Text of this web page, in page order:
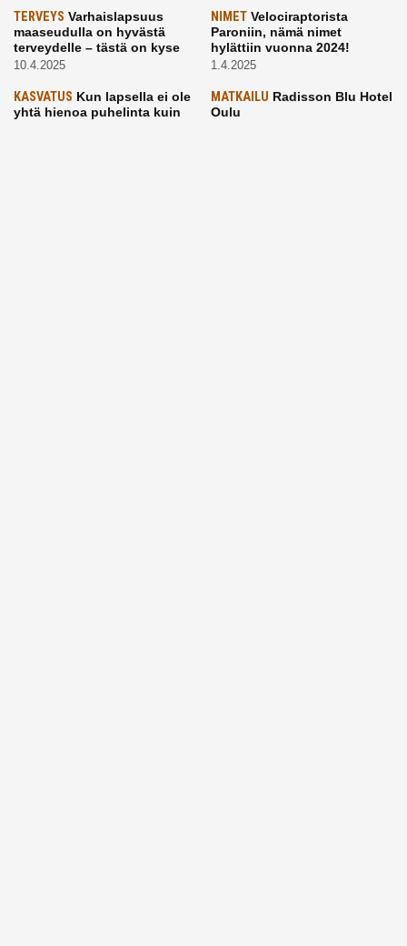
TERVEYS Varhaislapsuus
maaseudulla on hyvästä
terveydelle – tästä on kyse
10.4.2025
NIMETVelociraptorista
Paroniin, nämä nimet
hylättiin vuonna 2024!
1.4.2025
KASVATUS Kun lapsella ei ole
yhtä hienoa puhelinta kuin
MATKAILU Radisson Blu Hotel
Oulu